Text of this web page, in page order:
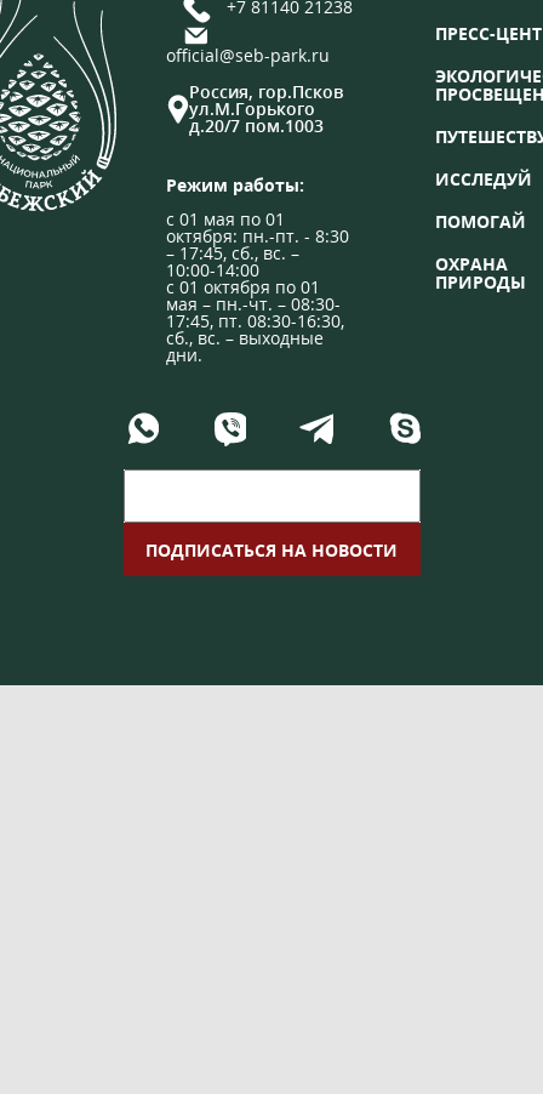
+7 81140 21238
official@seb-park.ru
Россия, гор.Псков
ул.М.Горького
д.20/7 пом.1003
Режим работы:
с 01 мая по 01
октября: пн.-пт. - 8:30
– 17:45, сб., вс. –
10:00-14:00
с 01 октября по 01
мая – пн.-чт. – 08:30-
17:45, пт. 08:30-16:30,
сб., вс. – выходные
дни.
ПРЕСС-
ИССЛЕДУЙ
ПОМОГАЙ
ОХРАНА
ПРИРОДЫ